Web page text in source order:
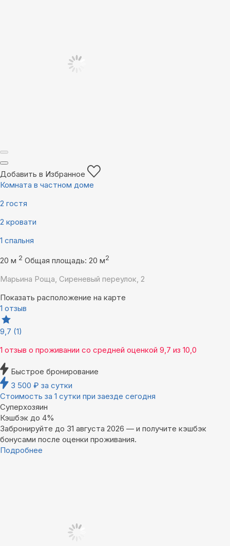
Добавить в Избранное
Комната в частном доме
2 гостя
2 кровати
1 спальня
20 м 2 Общая площадь: 20 м2
Марьина Роща, Сиреневый переулок, 2
Показать расположение на карте
1 отзыв
9,7 (1)
1 отзыв о проживании со средней оценкой 9,7 из 10,0
Быстрое бронирование
3 500 ₽ за сутки
Стоимость за 1 сутки при заезде сегодня
Суперхозяин
Кэшбэк до 4%
Забронируйте до 31 августа 2026 — и получите кэшбэк
бонусами после оценки проживания.
Подробнее